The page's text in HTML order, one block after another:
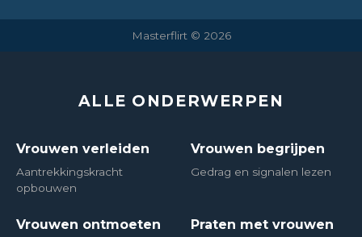
Masterflirt © 2026
ALLE ONDERWERPEN
Vrouwen verleiden
Aantrekkingskracht
opbouwen
Vrouwen begrijpen
Gedrag en signalen lezen
Vrouwen ontmoeten Praten met vrouwen